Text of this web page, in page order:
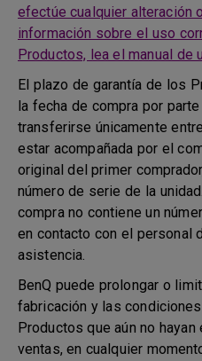
efectúe cualquier alteración
información sobre el uso
Productos, lea el manual de
El plazo de garantía de los
la fecha de compra por
transferirse únicamente
estar acompañada por el
original del primer
número de serie de la
compra no contiene un
en contacto con el personal
asistencia.
BenQ puede prolongar o
fabricación y las
Productos que aún no
ventas, en cualquier